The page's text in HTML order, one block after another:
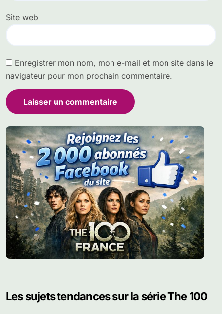
Site web
Enregistrer mon nom, mon e-mail et mon site dans le
navigateur pour mon prochain commentaire.
Les sujets tendances sur la série The 100